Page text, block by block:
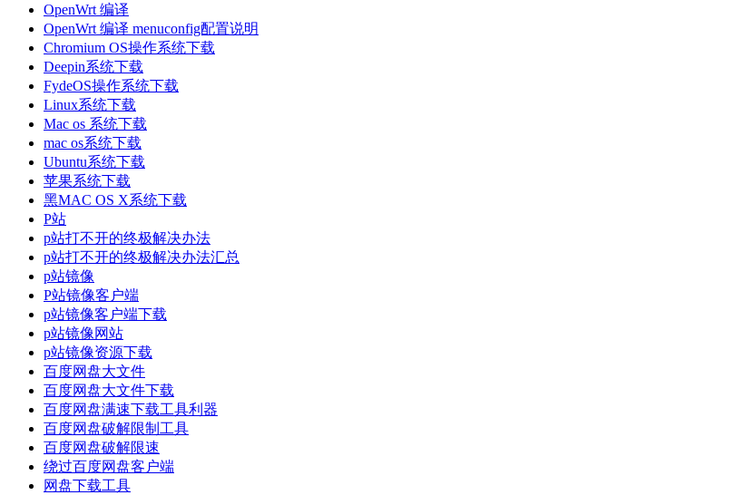
OpenWrt 编译
OpenWrt 编译 menuconfig配置说明
Chromium OS操作系统下载
Deepin系统下载
FydeOS操作系统下载
Linux系统下载
Mac os 系统下载
mac os系统下载
Ubuntu系统下载
苹果系统下载
黑MAC OS X系统下载
P站
p站打不开的终极解决办法
p站打不开的终极解决办法汇总
p站镜像
P站镜像客户端
p站镜像客户端下载
p站镜像网站
p站镜像资源下载
百度网盘大文件
百度网盘大文件下载
百度网盘满速下载工具利器
百度网盘破解限制工具
百度网盘破解限速
绕过百度网盘客户端
网盘下载工具